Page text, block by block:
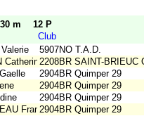
m
12 P
Club
5907NO T.A.D.
Catherine2208BR SAINT-BRIEUC
2904BR Quimper 29
2904BR Quimper 29
2904BR Quimper 29
Francoise
2904BR Quimper 29